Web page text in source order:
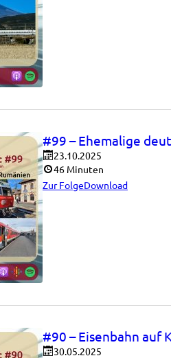
#99 – Ehemalige
23.10.2025
46 Minuten
Zur FolgeDownload
#90 – Eisenbahn auf
30.05.2025